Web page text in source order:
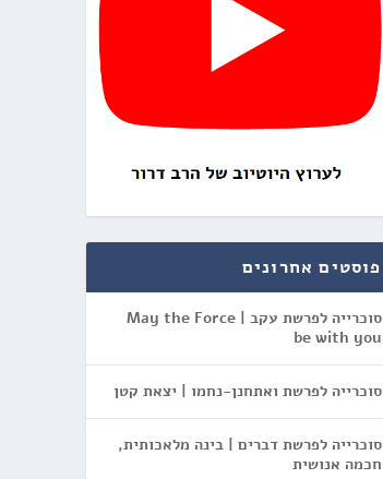
פוסטים אחרונים
סוכרייה לפרשת עקב | May the Force
be with you
סוכרייה לפרשת ואתחנן-נחמו | יצאת קטן
סוכרייה לפרשת דברים | בינה מלאכותית,
חכמה אנושית